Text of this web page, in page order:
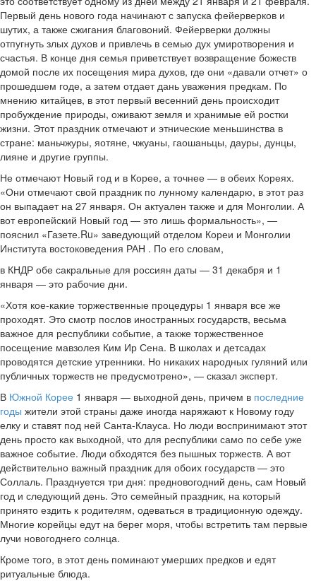
Первый день нового года начинают с запуска фейерверков и
шутих, а также сжигания благовоний. Фейерверки должны
отпугнуть злых духов и привлечь в семью дух умиротворения и
счастья. В конце дня семья приветствует возвращение божеств
домой после их посещения мира духов, где они «давали отчет» о
прошедшем годе, а затем отдает дань уважения предкам. По
мнению китайцев, в этот первый весенний день происходит
пробуждение природы, оживают земля и хранимые ей ростки
жизни. Этот праздник отмечают и этнические меньшинства в
стране: маньчжуры, яотяне, чжуаны, гаошаньцы, дауры, дунцы,
лияне и другие группы.
Не отмечают Новый год и в Корее, а точнее — в обеих Кореях.
«Они отмечают свой праздник по лунному календарю, в этот раз
он выпадает на 27 января. Он актуален также и для Монголии. А
вот европейский Новый год — это лишь формальность», —
пояснил «Газете.Ru» заведующий отделом Кореи и Монголии
Института востоковедения РАН . По его словам,
в КНДР обе сакральные для россиян даты — 31 декабря и 1
января — это рабочие дни.
«Хотя кое-какие торжественные процедуры 1 января все же
проходят. Это смотр послов иностранных государств, весьма
важное для республики событие, а также торжественное
посещение мавзолея Ким Ир Сена. В школах и детсадах
проводятся детские утренники. Но никаких народных гуляний или
публичных торжеств не предусмотрено», — сказал эксперт.
В Южной Корее 1 января — выходной день, причем в последние
годы жители этой страны даже иногда наряжают к Новому году
елку и ставят под ней Санта-Клауса. Но люди воспринимают этот
день просто как выходной, что для республики само по себе уже
важное событие. Люди обходятся без пышных торжеств. А вот
действительно важный праздник для обоих государств — это
Соллаль. Празднуется три дня: предновогодний день, сам Новый
год и следующий день. Это семейный праздник, на который
принято ездить к родителям, одеваться в традиционную одежду.
Многие корейцы едут на берег моря, чтобы встретить там первые
лучи новогоднего солнца.
Кроме того, в этот день поминают умерших предков и едят
ритуальные блюда.